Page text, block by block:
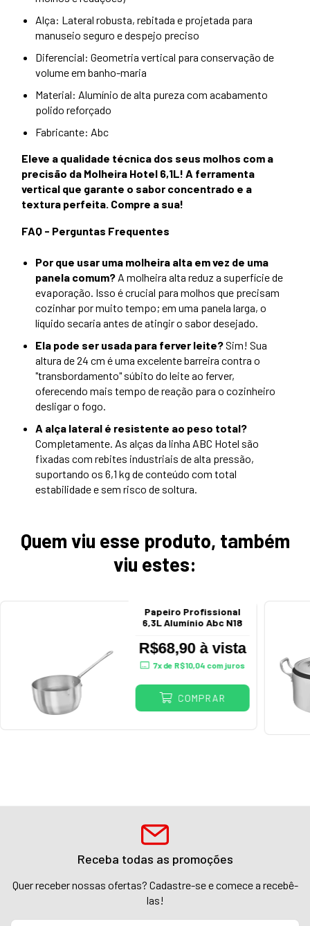
Alça: Lateral robusta, rebitada e projetada para
manuseio seguro e despejo preciso
Diferencial: Geometria vertical para conservação de
volume em banho-maria
Material: Alumínio de alta pureza com acabamento
polido reforçado
Fabricante: Abc
Eleve a qualidade técnica dos seus molhos com a
precisão da Molheira Hotel 6,1L! A ferramenta
vertical que garante o sabor concentrado e a
textura perfeita. Compre a sua!
FAQ - Perguntas Frequentes
Por que usar uma molheira alta em vez de uma
panela comum? A molheira alta reduz a superfície de
evaporação. Isso é crucial para molhos que precisam
cozinhar por muito tempo; em uma panela larga, o
líquido secaria antes de atingir o sabor desejado.
Ela pode ser usada para ferver leite?Sim! Sua
altura de 24 cm é uma excelente barreira contra o
"transbordamento" súbito do leite ao ferver,
oferecendo mais tempo de reação para o cozinheiro
desligar o fogo.
A alça lateral é resistente ao peso total?
Completamente. As alças da linha ABC Hotel são
fixadas com rebites industriais de alta pressão,
suportando os 6,1 kg de conteúdo com total
estabilidade e sem risco de soltura.
Quem viu esse produto, também
viu estes:
Papeiro Profissional
6,3L Alumínio Abc N18
R$68,90 à vista
7x de R$10,04 com juros
COMPRAR
Receba todas as promoções
Quer receber nossas ofertas? Cadastre-se e comece a recebê-
las!